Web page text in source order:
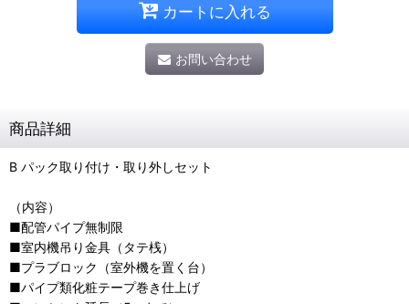
カートに入れる
お問い合わせ
商品詳細
B パック取り付け・取り外しセット
（内容）
■配管パイプ無制限
■室内機吊り金具（タテ桟）
■プラブロック（室外機を置く台）
■パイプ類化粧テープ巻き仕上げ